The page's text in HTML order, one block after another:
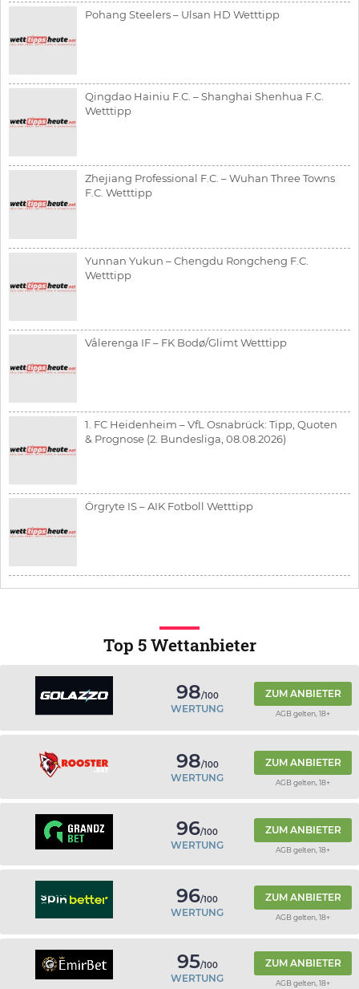
Pohang Steelers – Ulsan HD Wetttipp
Qingdao Hainiu F.C. – Shanghai Shenhua F.C.
Wetttipp
Zhejiang Professional F.C. – Wuhan Three Towns
F.C. Wetttipp
Yunnan Yukun – Chengdu Rongcheng F.C.
Wetttipp
Vålerenga IF – FK Bodø/Glimt Wetttipp
1. FC Heidenheim – VfL Osnabrück: Tipp, Quoten
& Prognose (2. Bundesliga, 08.08.2026)
Örgryte IS – AIK Fotboll Wetttipp
Top 5 Wettanbieter
98/100
WERTUNG
ZUM ANBIETER
AGB gelten, 18+
98/100
WERTUNG
ZUM ANBIETER
AGB gelten, 18+
96/100
WERTUNG
ZUM ANBIETER
AGB gelten, 18+
96/100
WERTUNG
ZUM ANBIETER
AGB gelten, 18+
95/100
WERTUNG
ZUM ANBIETER
AGB gelten, 18+